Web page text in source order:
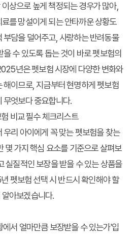
상으로 높게 책정되는 경우가 많아,
를 망설이게 되는 안타까운 상황도
부담을 덜어주고, 사랑하는 반려동물
수 있도록 돕는 것이 바로 펫보험의
년은 펫보험 시장에 다양한 변화와
해이므로, 지금부터 현명하게 펫보험
무엇보다 중요합니다.
비교 필수 체크리스트
우리 아이에게 꼭 맞는 펫보험을 찾는
몇 가지 핵심 요소를 기준으로 살펴보
실질적인 보장을 받을 수 있는 상품을
펫보험 선택 시 반드시 확인해야 할
아보겠습니다.
서 얼마만큼 보장받을 수 있는가'입